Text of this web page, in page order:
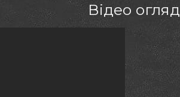
Відео огляд